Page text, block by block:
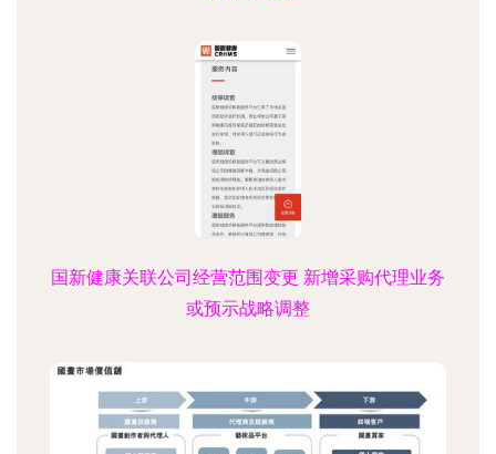
国新健康关联公司经营范围变更 新增采购代理业务
或预示战略调整